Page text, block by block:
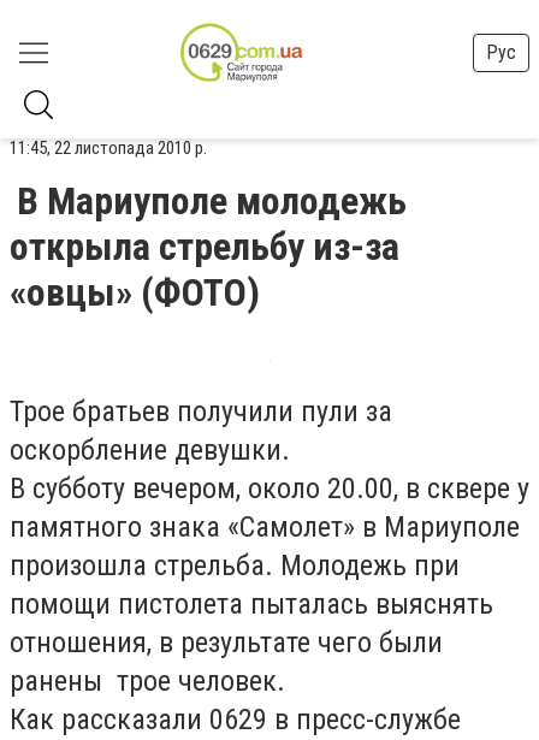
Рус
11:45, 22 листопада 2010 р.
В Мариуполе молодежь
открыла стрельбу из-за
«овцы» (ФОТО)
Трое братьев получили пули за
оскорбление девушки.
В субботу вечером, около 20.00, в сквере у
памятного знака «Самолет» в Мариуполе
произошла стрельба. Молодежь при
помощи пистолета пыталась выяснять
отношения, в результате чего были
ранены трое человек.
Как рассказали 0629 в пресс-службе